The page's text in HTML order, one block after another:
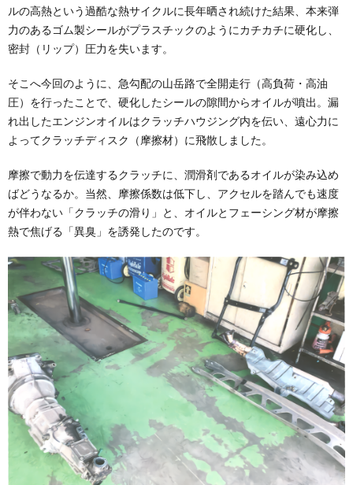
ルの高熱という過酷な熱サイクルに長年晒され続けた結果、本来弾
力のあるゴム製シールがプラスチックのようにカチカチに硬化し、
密封（リップ）圧力を失います。
そこへ今回のように、急勾配の山岳路で全開走行（高負荷・高油
圧）を行ったことで、硬化したシールの隙間からオイルが噴出。漏
れ出したエンジンオイルはクラッチハウジング内を伝い、遠心力に
よってクラッチディスク（摩擦材）に飛散しました。
摩擦で動力を伝達するクラッチに、潤滑剤であるオイルが染み込め
ばどうなるか。当然、摩擦係数は低下し、アクセルを踏んでも速度
が伴わない「クラッチの滑り」と、オイルとフェーシング材が摩擦
熱で焦げる「異臭」を誘発したのです。